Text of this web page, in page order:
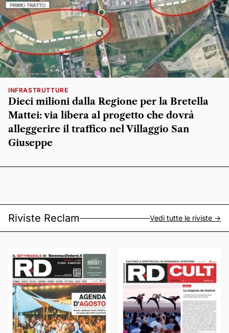
INFRASTRUTTURE
Dieci milioni dalla Regione per la Bretella
Mattei: via libera al progetto che dovrà
alleggerire il traffico nel Villaggio San
Giuseppe
Riviste Reclam Vedi tutte le riviste ->